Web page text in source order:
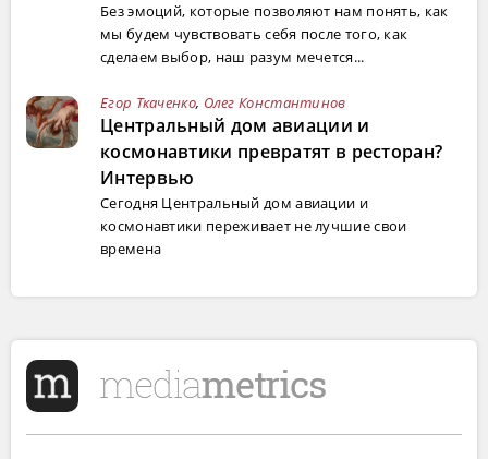
Без эмоций, которые позволяют нам понять, как
мы будем чувствовать себя после того, как
сделаем выбор, наш разум мечется...
Егор Ткаченко, Олег Константинов
Центральный дом авиации и
космонавтики превратят в ресторан?
Интервью
Сегодня Центральный дом авиации и
космонавтики переживает не лучшие свои
времена